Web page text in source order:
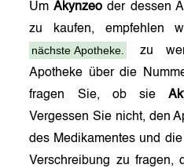
UmAkynzeo der dessen
zu kaufen, empfehlen
nächste Apotheke.
zu
Apotheke über die
fragen Sie, ob sie
Vergessen Sie nicht, den
des Medikamentes und
Verschreibung zu fragen,